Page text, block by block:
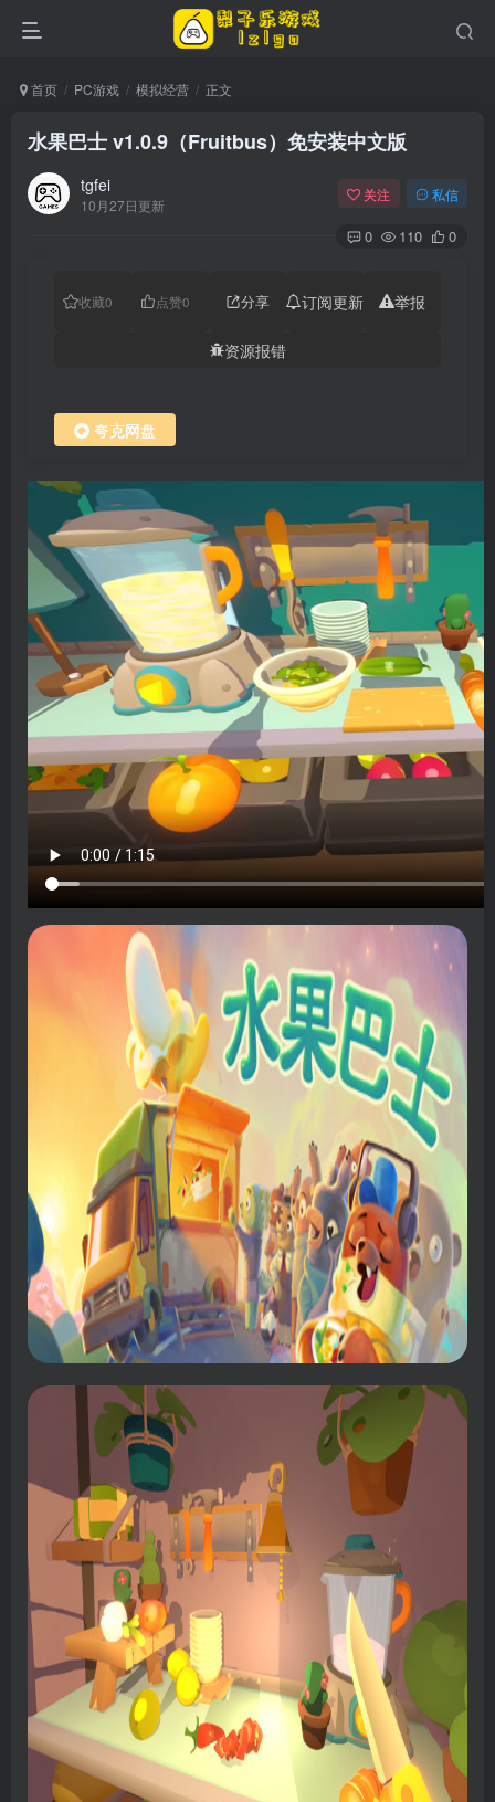
首页 PC游戏 模拟经营 正文
水果巴士 v1.0.9（Fruitbus）免安装中文版
tgfei
10月27日更新
关注 私信
0 110 0
收藏0 点赞0 分享 订阅更新 举报
资源报错
夸克网盘